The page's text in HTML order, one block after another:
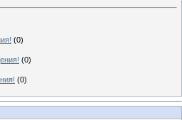
(0)
(0)
(0)